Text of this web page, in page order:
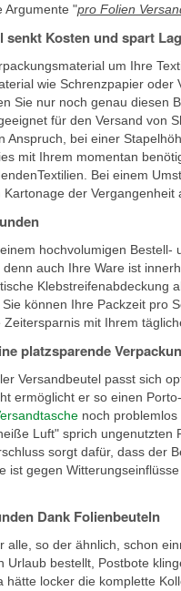
Argumente "pro Folien
senkt Kosten und spart
um Ihre
wie Schrenzpapier oder
Sie nur noch genau diesen
für den Versand von
Anspruch, bei einer
mit Ihrem momentan
Bei einem
der Vergangenheit
hochvolumigen Bestell-
auch Ihre Ware ist
Klebstreifenabdeckung
können Ihre Packzeit pro
mit Ihrem
platzsparende
Versandbeutel passt sich
ermöglicht er so einen
noch
Luft" sprich ungenutzten
sorgt dafür, dass der
ist gegen
Dank Folienbeuteln
alle, so der ähnlich, schon
Urlaub bestellt, Postbote
hätte locker die komplette